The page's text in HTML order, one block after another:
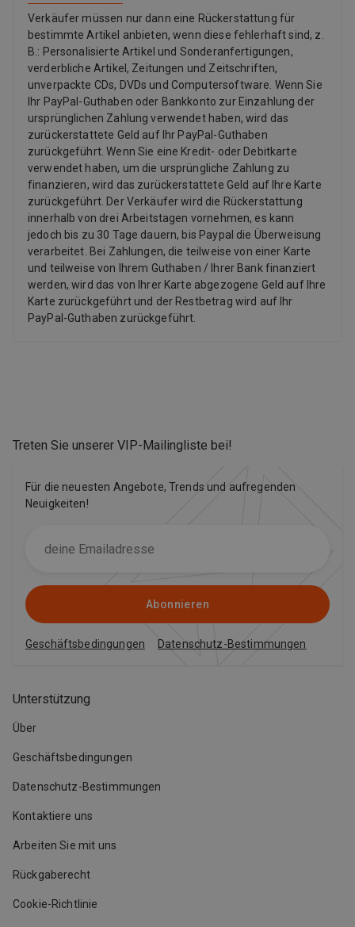
Verkäufer müssen nur dann eine Rückerstattung für
bestimmte Artikel anbieten, wenn diese fehlerhaft sind, z.
B.: Personalisierte Artikel und Sonderanfertigungen,
verderbliche Artikel, Zeitungen und Zeitschriften,
unverpackte CDs, DVDs und Computersoftware. Wenn Sie
Ihr PayPal-Guthaben oder Bankkonto zur Einzahlung der
ursprünglichen Zahlung verwendet haben, wird das
zurückerstattete Geld auf Ihr PayPal-Guthaben
zurückgeführt. Wenn Sie eine Kredit- oder Debitkarte
verwendet haben, um die ursprüngliche Zahlung zu
finanzieren, wird das zurückerstattete Geld auf Ihre Karte
zurückgeführt. Der Verkäufer wird die Rückerstattung
innerhalb von drei Arbeitstagen vornehmen, es kann
jedoch bis zu 30 Tage dauern, bis Paypal die Überweisung
verarbeitet. Bei Zahlungen, die teilweise von einer Karte
und teilweise von Ihrem Guthaben / Ihrer Bank finanziert
werden, wird das von Ihrer Karte abgezogene Geld auf Ihre
Karte zurückgeführt und der Restbetrag wird auf Ihr
PayPal-Guthaben zurückgeführt.
Unterstützung
Über
Geschäftsbedingungen
Datenschutz-Bestimmungen
Kontaktiere uns
Arbeiten Sie mit uns
Rückgaberecht
Cookie-Richtlinie
Treten Sie unserer VIP-Mailingliste bei!
Für die neuesten Angebote, Trends und aufregenden
Neuigkeiten!
Abonnieren
Geschäftsbedingungen Datenschutz-Bestimmungen